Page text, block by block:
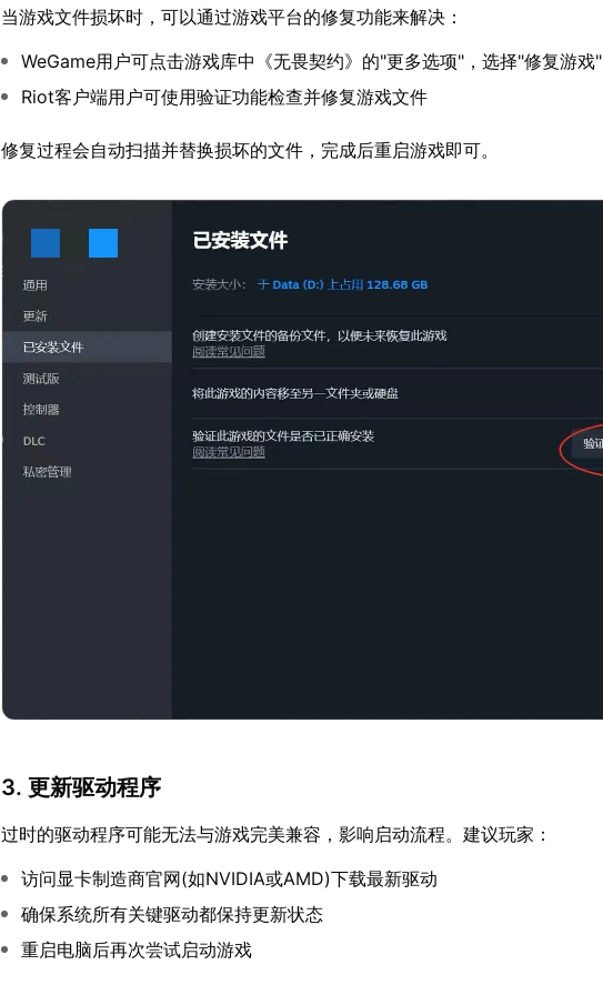
当游戏文件损坏时，可以通过游戏平台的修复功能来解决：
WeGame用户可点击游戏库中《无畏契约》的"更多选项"，选择"修复游戏"
Riot客户端用户可使用验证功能检查并修复游戏文件
修复过程会自动扫描并替换损坏的文件，完成后重启游戏即可。
3. 更新驱动程序
过时的驱动程序可能无法与游戏完美兼容，影响启动流程。建议玩家：
访问显卡制造商官网(如NVIDIA或AMD)下载最新驱动
确保系统所有关键驱动都保持更新状态
重启电脑后再次尝试启动游戏